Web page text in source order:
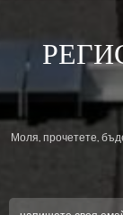
Моля, прочетете,